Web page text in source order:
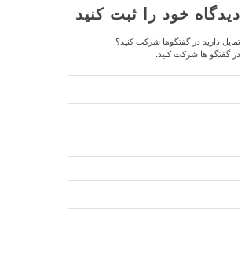
دیدگاه خود را ثبت کنید
تمایل دارید در گفتگوها شرکت کنید؟
در گفتگو ها شرکت کنید.